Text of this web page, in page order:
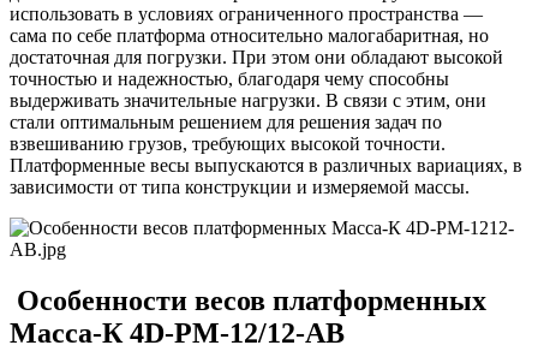
использовать в условиях ограниченного пространства —
сама по себе платформа относительно малогабаритная, но
достаточная для погрузки. При этом они обладают высокой
точностью и надежностью, благодаря чему способны
выдерживать значительные нагрузки. В связи с этим, они
стали оптимальным решением для решения задач по
взвешиванию грузов, требующих высокой точности.
Платформенные весы выпускаются в различных вариациях, в
зависимости от типа конструкции и измеряемой массы.
Особенности весов платформенных
Масса-К 4D-PM-12/12-AB